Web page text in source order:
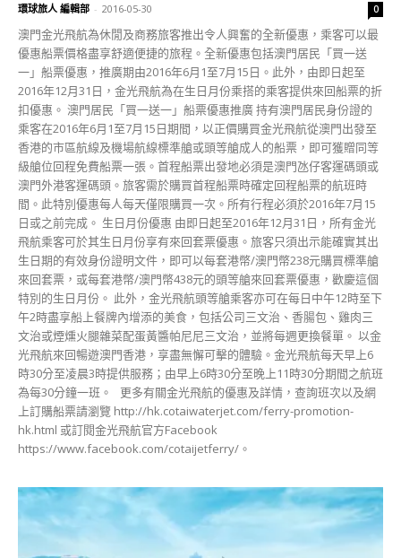
環球旅人 編輯部 - 2016-05-30 0
澳門金光飛航為休閒及商務旅客推出令人興奮的全新優惠，乘客可以最
優惠船票價格盡享舒適便捷的旅程。全新優惠包括澳門居民「買一送
一」船票優惠，推廣期由2016年6月1至7月15日。此外，由即日起至
2016年12月31日，金光飛航為在生日月份乘搭的乘客提供來回船票的折
扣優惠。 澳門居民「買一送一」船票優惠推廣 持有澳門居民身份證的
乘客在2016年6月1至7月15日期間，以正價購買金光飛航從澳門出發至
香港的市區航線及機場航線標準艙或頭等艙成人的船票，即可獲贈同等
級艙位回程免費船票一張。首程船票出發地必須是澳門氹仔客運碼頭或
澳門外港客運碼頭。旅客需於購買首程船票時確定回程船票的航班時
間。此特別優惠每人每天僅限購買一次。所有行程必須於2016年7月15
日或之前完成。 生日月份優惠 由即日起至2016年12月31日，所有金光
飛航乘客可於其生日月份享有來回套票優惠。旅客只須出示能確實其出
生日期的有效身份證明文件，即可以每套港幣/澳門幣238元購買標準艙
來回套票，或每套港幣/澳門幣438元的頭等艙來回套票優惠，歡慶這個
特別的生日月份。 此外，金光飛航頭等艙乘客亦可在每日中午12時至下
午2時盡享船上餐牌內增添的美食，包括公司三文治、香腸包、雞肉三
文治或煙燻火腿雜菜配蛋黃醬帕尼尼三文治，並將每週更換餐單。 以金
光飛航來回暢遊澳門香港，享盡無懈可擊的體驗。金光飛航每天早上6
時30分至凌晨3時提供服務；由早上6時30分至晚上11時30分期間之航班
為每30分鐘一班。 更多有關金光飛航的優惠及詳情，查詢班次以及網
上訂購船票請瀏覽 http://hk.cotaiwaterjet.com/ferry-promotion-
hk.html 或訂閱金光飛航官方Facebook
https://www.facebook.com/cotaijetferry/。